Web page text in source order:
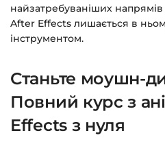
Натисніть її — і
курсами.
Доступ до курсів: без
Детальніше про оплату
найзатребуваніших напрямів
After Effects лишається в
інструментом.
Станьте моушн-
Повний курс з
Effects з нуля